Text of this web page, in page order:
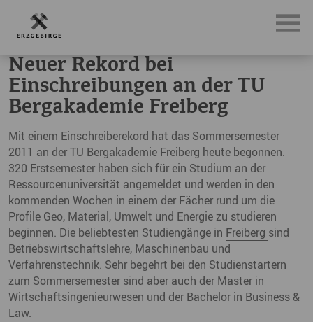
News, Neuigkeiten & Nachrichten aus dem Erzgebirge
Neuer Rekord bei
Einschreibungen an der TU
Bergakademie Freiberg
Mit einem Einschreiberekord hat das Sommersemester
2011 an derTU Bergakademie Freiberg heute begonnen.
320 Erstsemester haben sich für ein Studium an der
Ressourcenuniversität angemeldet und werden in den
kommenden Wochen in einem der Fächer rund um die
Profile Geo, Material, Umwelt und Energie zu studieren
beginnen. Die beliebtesten Studiengänge in Freiberg sind
Betriebswirtschaftslehre, Maschinenbau und
Verfahrenstechnik. Sehr begehrt bei den Studienstartern
zum Sommersemester sind aber auch der Master in
Wirtschaftsingenieurwesen und der Bachelor in Business &
Law.